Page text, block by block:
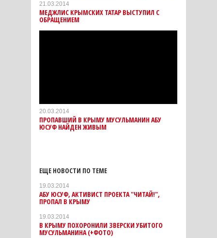
21.03.2014
МЕДЖЛИС КРЫМСКИХ ТАТАР ВЫСТУПИЛ С
ОБРАЩЕНИЕМ
20.03.2014
ПРОПАВШИЙ В КРЫМУ МУСУЛЬМАНИН АБУ
ЮСУФ НАЙДЕН ЖИВЫМ
ЕЩЕ НОВОСТИ ПО ТЕМЕ
19.03.2014
АБУ ЮСУФ, АКТИВИСТ ПРОЕКТА "ЧИТАЙ!",
ПРОПАЛ В КРЫМУ
19.03.2014
В КРЫМУ ПОХОРОНИЛИ ЗВЕРСКИ УБИТОГО
МУСУЛЬМАНИНА (+ФОТО)